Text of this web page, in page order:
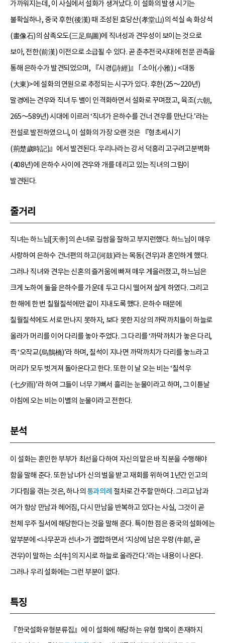
가까워지는데, 이 사실에서 설화가 생겨났다. 이 설화의 발생 시기는
불확실하나, 중국 후한(後漢) 때 조성된 효당산(孝堂山)의 석실 속 화상석
(畫像石)의 삼족오도(三足烏圖)에 직녀성과 견우성이 보이는 것으로
보아, 전한(前漢) 이전으로 소급될 수 있다. 곧 춘추전국시대에 천문 관측을
통해 은하수가 발견되었으며, 『시경(詩經)』 ｢소아(小雅)｣ <대동
(大東)>에 설화의 연원으로 추정되는 시구가 있다. 후한(25～220년)
말경에는 견우와 직녀 두 별이 인격화하면서 설화로 꾸며졌고, 육조(六朝,
265～589년) 시대에 이르러 ‘직녀가 은하수를 건너 견우를 만난다.’라는
전설로 발전하였으니, 이 설화의 가장 오랜 것은 『형초세시기
(荊楚歲時記)』에서 발견된다. 우리나라는 강서 덕흥리 고구려고분벽화
(408년)에 은하수 사이에 견우와 개를 데리고 있는 직녀의 그림이
발견된다.
줄거리
직녀는 하느님[天帝]의 손녀로 길쌈을 잘하고 부지런했다. 하느님이 매우
사랑하여 은하수 건너편의 하고(河鼓)라는 목동(견우)과 혼인하게 했다.
그러나 직녀와 견우는 신혼의 즐거움에 빠져 매우 게을러졌고, 하느님은
크게 노하여 둘을 은하수를 가운데 두고 다시 떨어져 살게 하였다. 그리고
한 해에 한 번 칠월칠석에만 같이 지내도록 했다. 은하수 때문에
칠월칠석에도 서로 만나지 못하자, 보다 못한 지상의 까막까치들이 하늘로
올라가 머리를 이어 다리를 놓아 주었다. 그 다리를 ‘까막까치가 놓은 다리,
즉 ‘오작교(烏鵲橋)’라 하며, 칠석이 지나면 까막까치가 다리를 놓느라고
머리가 모두 벗겨져 돌아온다고 한다. 또한 이 날 오는 비는 ‘칠석우
(七夕雨)’라 하여 그들이 너무 기뻐서 흘리는 눈물이라고 하며, 그 이튿날
아침에 오는 비는 이별의 눈물이라고 전한다.
분석
이 설화는 혼인한 부부가 최선을 다하여 자신의 맡은 바 직분을 수행해야
함을 말해 준다. 또한 남녀가 신의 벌을 받고 재회를 위하여 1년간 인고의
기다림을 겪는 것은, 하나의 통과의례 절차로 간주할 만하다. 그리고 남과
여가 항상 만남과 헤어짐, 다시 만남을 반복하고 있다는 사실, 그것이 곧
천체 우주 질서에 해당한다는 것을 말해 준다. 특이한 점은 중국의 설화에는
앞부분에 <나무꾼과 선녀>가 결합하면서 ‘지상에 남은 우랑(牛郞, 곧
견우)이 말하는 소[牛]의 지시로 하늘로 올라간다.’라는 내용이 나온다.
그러나 우리 설화에는 그런 부분이 없다.
특징
『한국설화유형분류집』에 이 설화에 해당하는 유형 항목이 존재하지